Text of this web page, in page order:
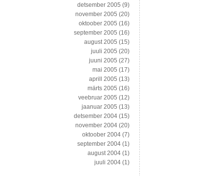
detsember 2005 (9)
november 2005 (20)
oktoober 2005 (16)
september 2005 (16)
august 2005 (15)
juuli 2005 (20)
juuni 2005 (27)
mai 2005 (17)
aprill 2005 (13)
märts 2005 (16)
veebruar 2005 (12)
jaanuar 2005 (13)
detsember 2004 (15)
november 2004 (20)
oktoober 2004 (7)
september 2004 (1)
august 2004 (1)
juuli 2004 (1)